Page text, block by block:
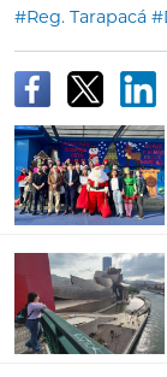
#Reg. Tarapacá